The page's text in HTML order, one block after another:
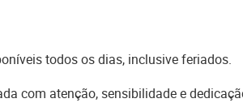
todos os dias, inclusive feriados.
com atenção, sensibilidade e